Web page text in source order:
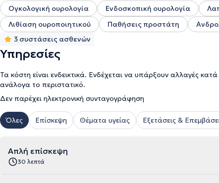
Ογκολογική ουρολογία Ενδοσκοπική ουρολογία
Λιθίαση ουροποιητικού
Παθήσεις προστάτη
3 συστάσεις ασθενών
Υπηρεσίες
Τα κόστη είναι ενδεικτικά. Ενδέχεται να υπάρξουν αλλαγές
ανάλογα το περιστατικό.
Δεν παρέχει ηλεκτρονική συνταγογράφηση
Όλες Επίσκεψη Θέματα υγείας Εξετάσεις &
Απλή επίσκεψη
30 λεπτά